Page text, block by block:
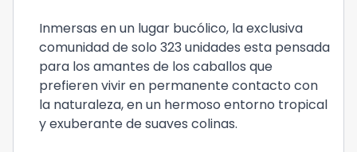
Inmersas en un lugar bucólico, la exclusiva
comunidad de solo 323 unidades esta pensada
para los amantes de los caballos que
prefieren vivir en permanente contacto con
la naturaleza, en un hermoso entorno tropical
y exuberante de suaves colinas.